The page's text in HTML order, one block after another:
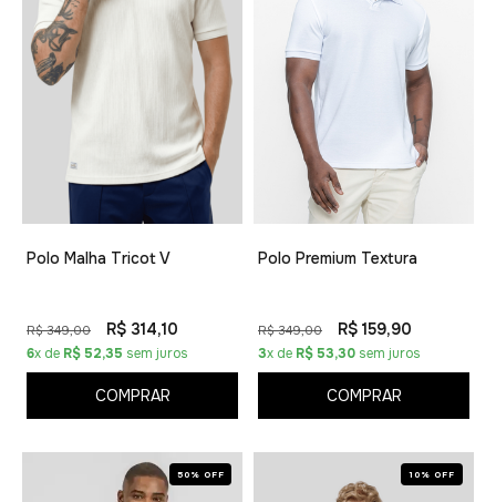
Polo Malha Tricot V
R$ 349,00 R$ 314,10
6x de R$ 52,35 sem juros
COMPRAR
Polo Premium Textura
R$ 349,00 R$ 159,90
3x de R$ 53,30 sem juros
COMPRAR
50% OFF 10% OFF